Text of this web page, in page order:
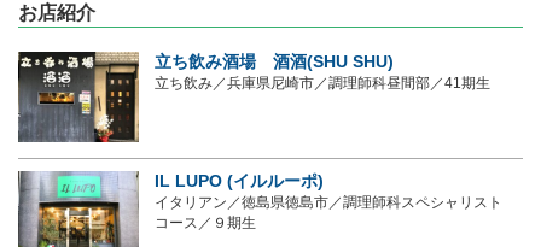
お店紹介
立ち飲み酒場 酒酒(SHU SHU)
立ち飲み／兵庫県尼崎市／調理師科昼間部／41期生
IL LUPO (イルルーポ)
イタリアン／徳島県徳島市／調理師科スペシャリスト
コース／９期生